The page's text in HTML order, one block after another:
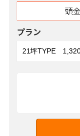
頭金
プラン